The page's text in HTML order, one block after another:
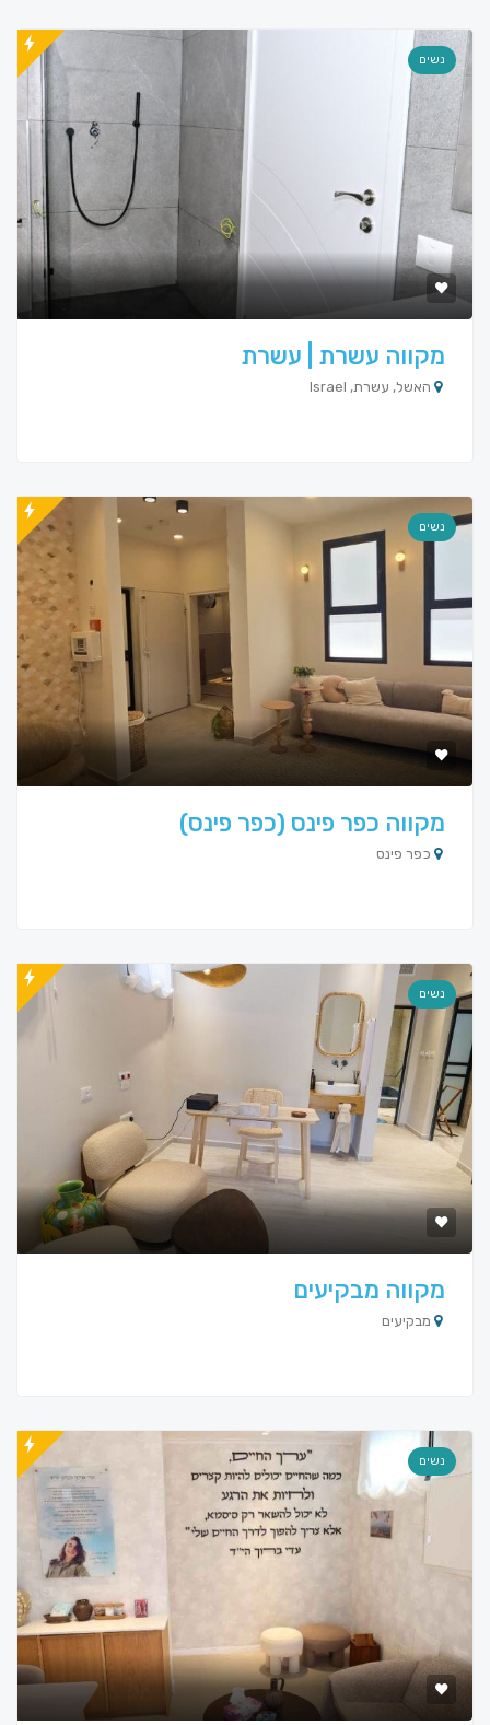
נשים
מקווה עשרת | עשרת
האשל, עשרת, Israel
נשים
מקווה כפר פינס (כפר פינס)
כפר פינס
נשים
מקווה מבקיעים
מבקיעים
נשים